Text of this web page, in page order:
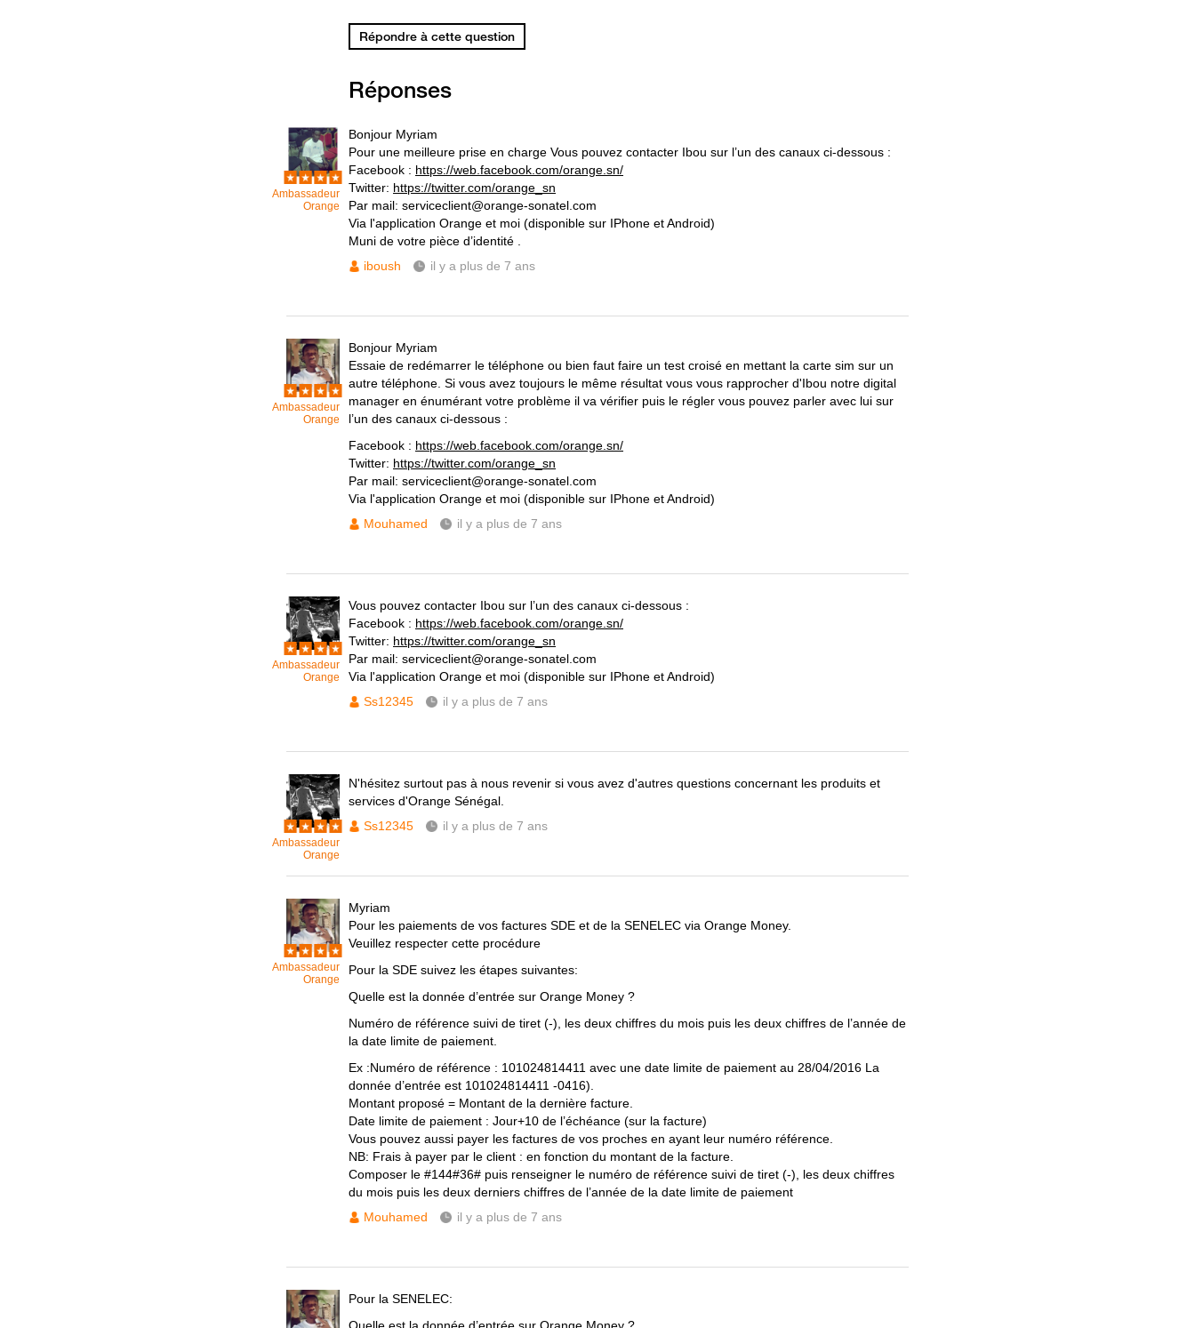
Répondre à cette question
Réponses
Ambassadeur
Orange
Bonjour Myriam
Pour une meilleure prise en charge Vous pouvez contacter Ibou sur l’un des canaux ci-dessous :
Facebook : https://web.facebook.com/orange.sn/
Twitter: https://twitter.com/orange_sn
Par mail: serviceclient@orange-sonatel.com
Via l'application Orange et moi (disponible sur IPhone et Android)
Muni de votre pièce d’identité .
iboush
il y a plus de 7 ans
Ambassadeur
Orange
Bonjour Myriam
Essaie de redémarrer le téléphone ou bien faut faire un test croisé en mettant la carte sim sur un
autre téléphone. Si vous avez toujours le même résultat vous vous rapprocher d'Ibou notre digital
manager en énumérant votre problème il va vérifier puis le régler vous pouvez parler avec lui sur
l’un des canaux ci-dessous :
Facebook : https://web.facebook.com/orange.sn/
Twitter: https://twitter.com/orange_sn
Par mail: serviceclient@orange-sonatel.com
Via l'application Orange et moi (disponible sur IPhone et Android)
Mouhamed
il y a plus de 7 ans
Ambassadeur
Orange
Vous pouvez contacter Ibou sur l’un des canaux ci-dessous :
Facebook : https://web.facebook.com/orange.sn/
Twitter: https://twitter.com/orange_sn
Par mail: serviceclient@orange-sonatel.com
Via l'application Orange et moi (disponible sur IPhone et Android)
Ss12345
il y a plus de 7 ans
Ambassadeur
Orange
N'hésitez surtout pas à nous revenir si vous avez d'autres questions concernant les produits et
services d'Orange Sénégal.
Ss12345
il y a plus de 7 ans
Ambassadeur
Orange
Myriam
Pour les paiements de vos factures SDE et de la SENELEC via Orange Money.
Veuillez respecter cette procédure
Pour la SDE suivez les étapes suivantes:
Quelle est la donnée d’entrée sur Orange Money ?
Numéro de référence suivi de tiret (-), les deux chiffres du mois puis les deux chiffres de l’année de
la date limite de paiement.
Ex :Numéro de référence : 101024814411 avec une date limite de paiement au 28/04/2016 La
donnée d’entrée est 101024814411 -0416).
Montant proposé = Montant de la dernière facture.
Date limite de paiement : Jour+10 de l’échéance (sur la facture)
Vous pouvez aussi payer les factures de vos proches en ayant leur numéro référence.
NB: Frais à payer par le client : en fonction du montant de la facture.
Composer le #144#36# puis renseigner le numéro de référence suivi de tiret (-), les deux chiffres
du mois puis les deux derniers chiffres de l’année de la date limite de paiement
Mouhamed
il y a plus de 7 ans
Pour la SENELEC: